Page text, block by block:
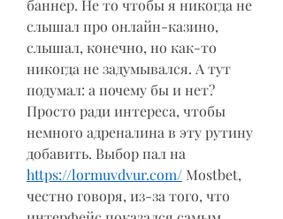
баннер. Не то чтобы я никогда не
слышал про онлайн-казино,
слышал, конечно, но как-то
никогда не задумывался. А тут
подумал: а почему бы и нет?
Просто ради интереса, чтобы
немного адреналина в эту рутину
https://lormuvdvur.com/ Mostbet,
честно говоря, из-за того, что